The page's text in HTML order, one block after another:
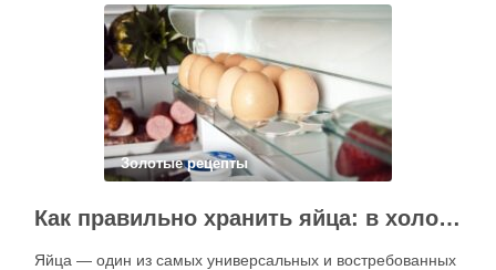
контент, расширять коллекции блюд и добавлять новые
функции. Ниже …
Золотые рецепты
Как правильно хранить яйца: в холодильнике или на полке?
Яйца — один из самых универсальных и востребованных